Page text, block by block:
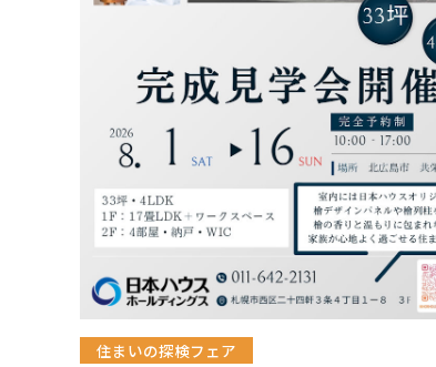
住まいの探検フェア